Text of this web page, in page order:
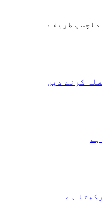
طریقے
کرنے دیں
ہے